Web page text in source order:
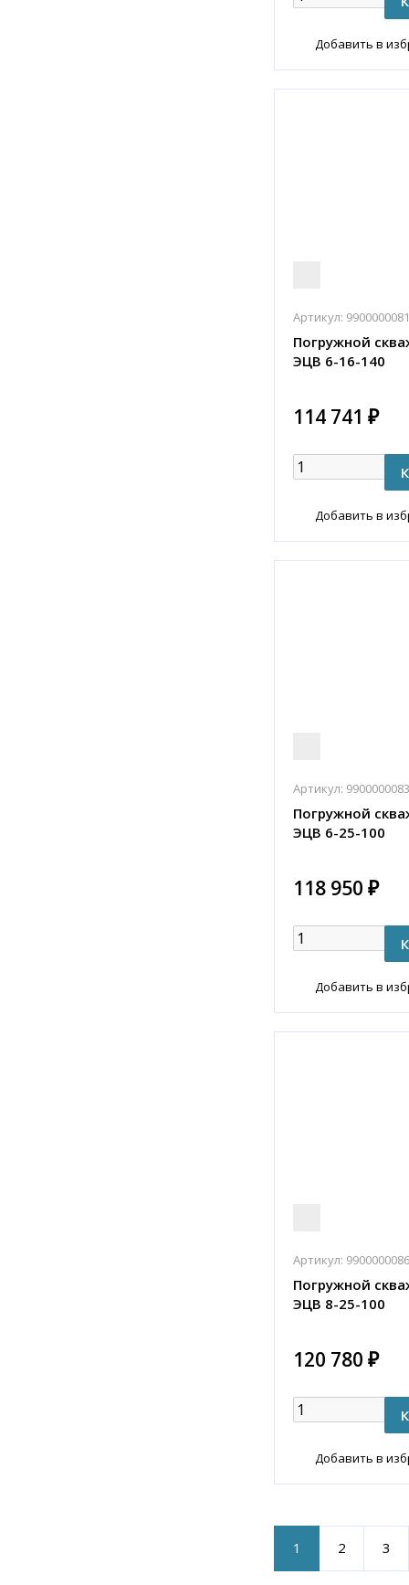
Добавить в
Артикул:
Погружной
ЭЦВ 6-16-140
114 741 ₽
Добавить в
Артикул:
Погружной
ЭЦВ 6-25-100
118 950 ₽
Добавить в
Артикул:
Погружной
ЭЦВ 8-25-100
120 780 ₽
Добавить в
1 2 3